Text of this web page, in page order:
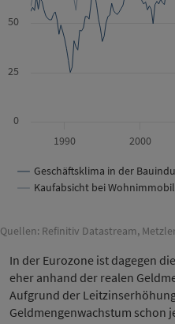
Geschäftsklima in der
Kaufabsicht bei
1990 2000
0
25
50
Quellen: Refinitiv Datastream,
In der Eurozone ist dagegen
eher anhand der realen
Aufgrund der
Geldmengenwachstum schon